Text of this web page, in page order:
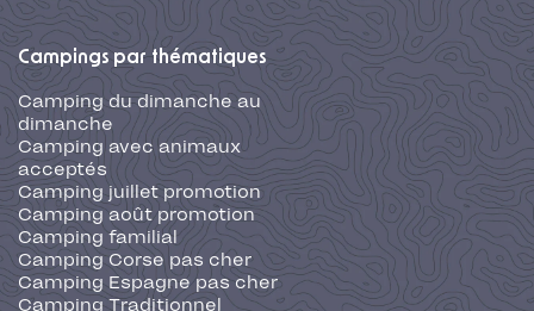
Campings par thématiques
Camping du dimanche au
dimanche
Camping avec animaux
acceptés
Camping juillet promotion
Camping août promotion
Camping familial
Camping Corse pas cher
Camping Espagne pas cher
Camping Traditionnel